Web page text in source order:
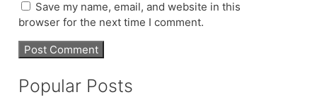
Save my name, email, and website in this
browser for the next time I comment.
Popular Posts